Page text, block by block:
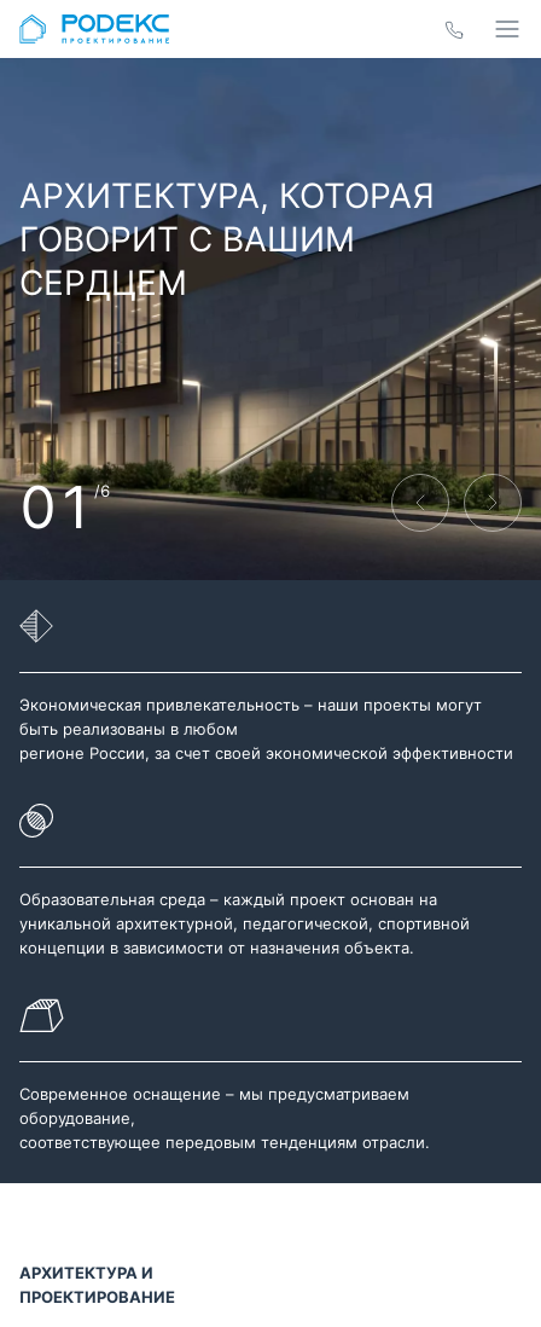
АРХИТЕКТУРА, КОТОРАЯ
ГОВОРИТ С ВАШИМ
СЕРДЦЕМ
01/6
Экономическая привлекательность – наши проекты могут
быть реализованы в любом
регионе России, за счет своей экономической эффективности
Образовательная среда – каждый проект основан на
уникальной архитектурной, педагогической, спортивной
концепции в зависимости от назначения объекта.
Современное оснащение – мы предусматриваем
оборудование,
соответствующее передовым тенденциям отрасли.
АРХИТЕКТУРА И
ПРОЕКТИРОВАНИЕ